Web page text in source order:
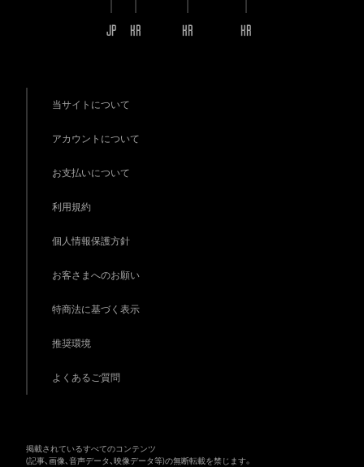
JP KR KR KR
当サイトについて
アカウントについて
お支払いについて
利用規約
個人情報保護方針
お客さまへのお願い
特商法に基づく表示
推奨環境
よくあるご質問
掲載されているすべてのコンテンツ
(記事、画像、音声データ、映像データ等)の無断転載を禁じます。